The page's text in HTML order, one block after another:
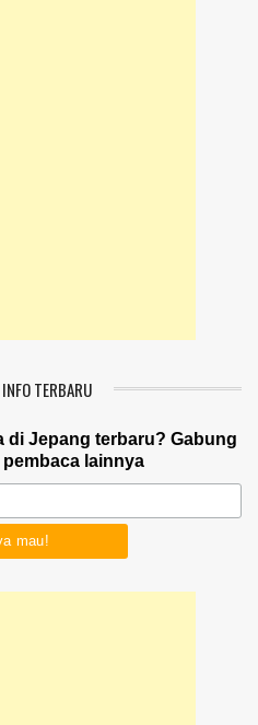
TERBARU
di Jepang terbaru? Gabung
lainnya